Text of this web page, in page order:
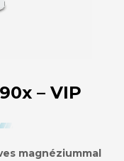
– VIP
magnéziummal